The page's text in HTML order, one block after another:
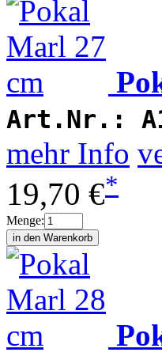
Art.Nr.:
mehr Info
19,70 €*
Menge: